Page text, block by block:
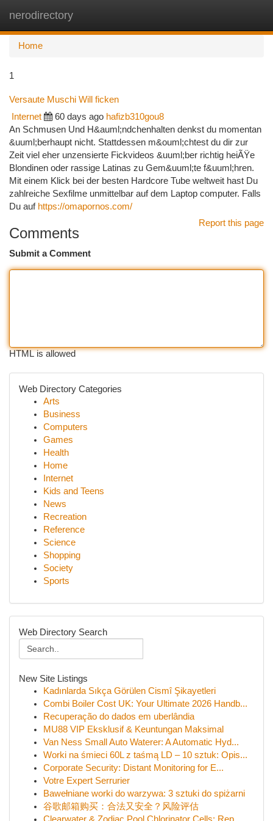
nerodirectory
Home
1
Versaute Muschi Will ficken
Internet 60 days ago hafizb310gou8
An Schmusen Und H&auml;ndchenhalten denkst du momentan
&uuml;berhaupt nicht. Stattdessen m&ouml;chtest du dir zur
Zeit viel eher unzensierte Fickvideos &uuml;ber richtig heiÃŸe
Blondinen oder rassige Latinas zu Gem&uuml;te f&uuml;hren.
Mit einem Klick bei der besten Hardcore Tube weltweit hast Du
zahlreiche Sexfilme unmittelbar auf dem Laptop computer. Falls
Du auf https://omapornos.com/
Report this page
Comments
Submit a Comment
HTML is allowed
Web Directory Categories
Arts
Business
Computers
Games
Health
Home
Internet
Kids and Teens
News
Recreation
Reference
Science
Shopping
Society
Sports
Web Directory Search
New Site Listings
Kadınlarda Sıkça Görülen Cismî Şikayetleri
Combi Boiler Cost UK: Your Ultimate 2026 Handb...
Recuperação do dados em uberlândia
MU88 VIP Eksklusif & Keuntungan Maksimal
Van Ness Small Auto Waterer: A Automatic Hyd...
Worki na śmieci 60L z taśmą LD – 10 sztuk: Opis...
Corporate Security: Distant Monitoring for E...
Votre Expert Serrurier
Bawełniane worki do warzywa: 3 sztuki do spiżarni
谷歌邮箱购买：合法又安全？风险评估